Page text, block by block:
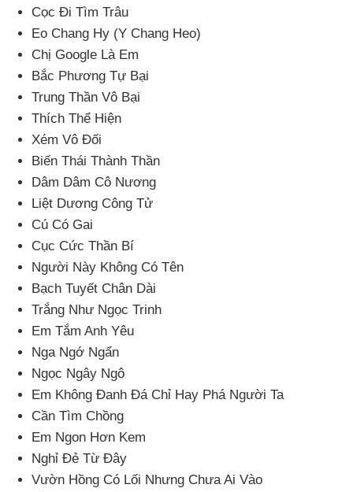
Cọc Đi Tìm Trâu
Eo Chang Hy (Y Chang Heo)
Chị Google Là Em
Bắc Phương Tự Bại
Trung Thần Vô Bại
Thích Thể Hiện
Xém Vô Đối
Biến Thái Thành Thần
Dâm Dâm Cô Nương
Liệt Dương Công Tử
Cú Có Gai
Cục Cức Thần Bí
Người Này Không Có Tên
Bạch Tuyết Chân Dài
Trắng Như Ngọc Trinh
Em Tắm Anh Yêu
Nga Ngớ Ngẩn
Ngọc Ngây Ngô
Em Không Đanh Đá Chỉ Hay Phá Người Ta
Cần Tìm Chồng
Em Ngon Hơn Kem
Nghỉ Đẻ Từ Đây
Vườn Hồng Có Lối Nhưng Chưa Ai Vào